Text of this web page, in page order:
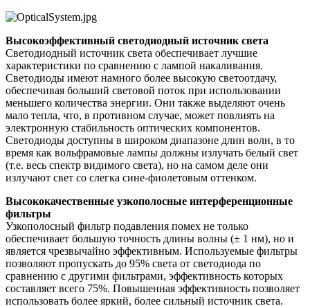
Высокоэффективный светодиодный источник света
Светодиодный источник света обеспечивает лучшие
характеристики по сравнению с лампой накаливания.
Светодиоды имеют намного более высокую светоотдачу,
обеспечивая больший световой поток при использовании
меньшего количества энергии. Они также выделяют очень
мало тепла, что, в противном случае, может повлиять на
электронную стабильность оптических компонентов.
Светодиоды доступны в широком диапазоне длин волн, в то
время как вольфрамовые лампы должны излучать белый свет
(т.е. весь спектр видимого света), но на самом деле они
излучают свет со слегка сине-фиолетовым оттенком.
Высококачественные узкополосные интерференционные
фильтры
Узкополосный фильтр подавления помех не только
обеспечивает большую точность длины волны (± 1 нм), но и
является чрезвычайно эффективным. Используемые фильтры
позволяют пропускать до 95% света от светодиода по
сравнению с другими фильтрами, эффективность которых
составляет всего 75%. Повышенная эффективность позволяет
использовать более яркий, более сильный источник света.